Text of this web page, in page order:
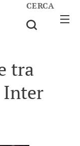
CERCA
tra
Inter